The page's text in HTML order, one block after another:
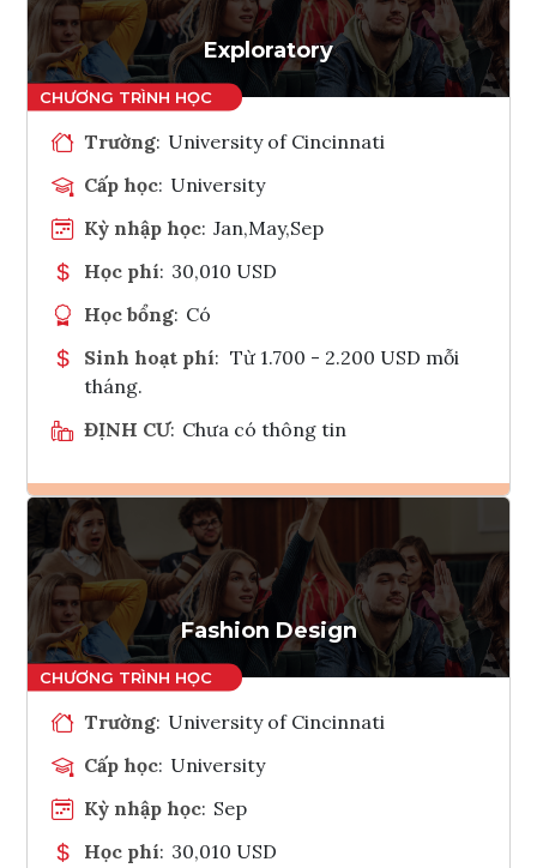
Tham vấn Interlink
Exploratory
Trường: University of Cincinnati
Cấp học: University
Kỳ nhập học: Jan,May,Sep
Học phí: 30,010 USD
Học bổng: Có
Sinh hoạt phí: Từ 1.700 - 2.200 USD mỗi
tháng.
ĐỊNH CƯ: Chưa có thông tin
Ghi danh
Tham vấn Interlink
Fashion Design
Trường: University of Cincinnati
Cấp học: University
Kỳ nhập học: Sep
Học phí: 30,010 USD